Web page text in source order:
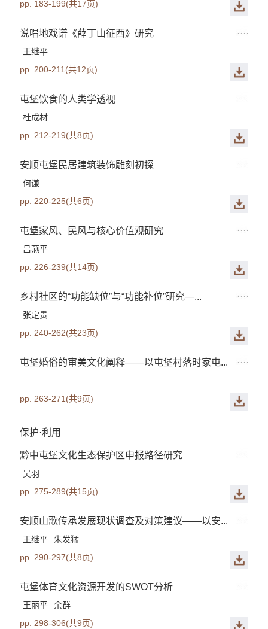
pp. 183-199(共17页)
说唱地戏谱《薛丁山征西》研究
王继平
pp. 200-211(共12页)
屯堡饮食的人类学透视
杜成材
pp. 212-219(共8页)
安顺屯堡民居建筑装饰雕刻初探
何谦
pp. 220-225(共6页)
屯堡家风、民风与核心价值观研究
吕燕平
pp. 226-239(共14页)
乡村社区的“功能缺位”与“功能补位”研究—...
张定贵
pp. 240-262(共23页)
屯堡婚俗的审美文化阐释——以屯堡村落时家屯...
pp. 263-271(共9页)
保护·利用
黔中屯堡文化生态保护区申报路径研究
吴羽
pp. 275-289(共15页)
安顺山歌传承发展现状调查及对策建议——以安...
王继平
朱发猛
pp. 290-297(共8页)
屯堡体育文化资源开发的SWOT分析
王丽平
余群
pp. 298-306(共9页)